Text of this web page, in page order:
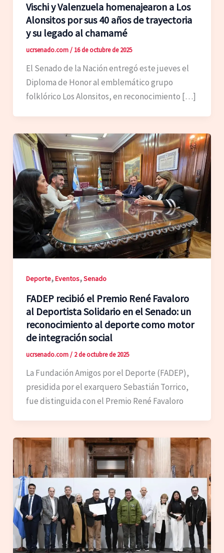
Vischi y Valenzuela homenajearon a Los
Alonsitos por sus 40 años de trayectoria
y su legado al chamamé
ucrsenado.com/ 16 de octubre de 2025
El Senado de la Nación entregó este jueves el
Diploma de Honor al emblemático grupo
folklórico Los Alonsitos, en reconocimiento […]
Deporte,Eventos,Senado
FADEP recibió el Premio René Favaloro
al Deportista Solidario en el Senado: un
reconocimiento al deporte como motor
de integración social
ucrsenado.com/ 2 de octubre de 2025
La Fundación Amigos por el Deporte (FADEP),
presidida por el exarquero Sebastián Torrico,
fue distinguida con el Premio René Favaloro